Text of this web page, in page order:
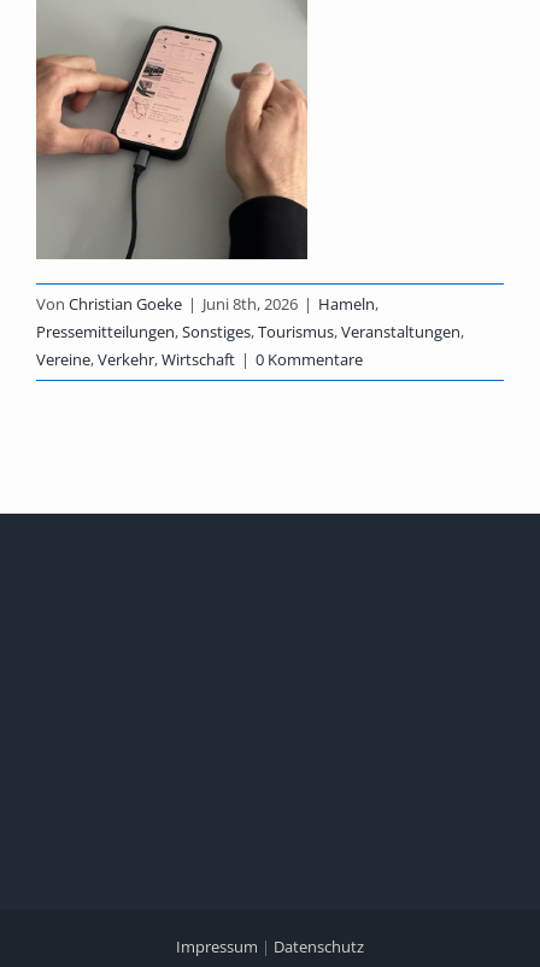
Von Christian Goeke | Juni 8th, 2026 | Hameln,
Pressemitteilungen,Sonstiges,Tourismus,Veranstaltungen,
Vereine,Verkehr,Wirtschaft | 0 Kommentare
Impressum | Datenschutz